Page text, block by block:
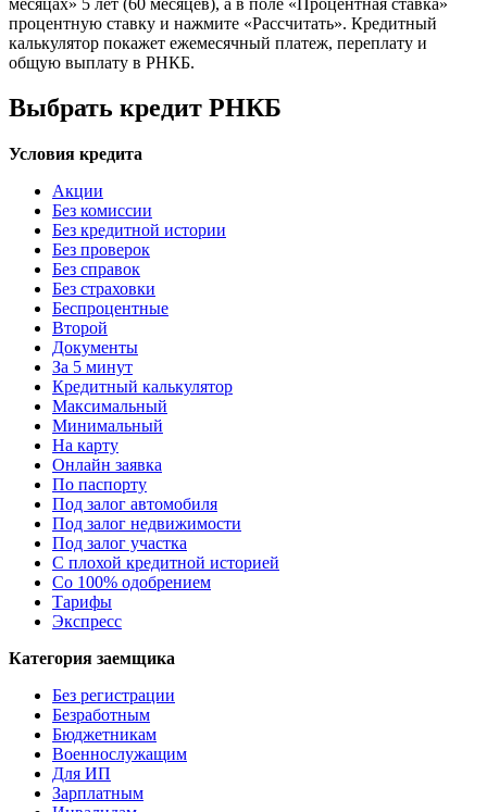
процентную ставку и нажмите «Рассчитать». Кредитный
калькулятор покажет ежемесячный платеж, переплату и
общую выплату в РНКБ.
Выбрать кредит РНКБ
Условия кредита
Акции
Без комиссии
Без кредитной истории
Без проверок
Без справок
Без страховки
Беспроцентные
Второй
Документы
За 5 минут
Кредитный калькулятор
Максимальный
Минимальный
На карту
Онлайн заявка
По паспорту
Под залог автомобиля
Под залог недвижимости
Под залог участка
С плохой кредитной историей
Со 100% одобрением
Тарифы
Экспресс
Категория заемщика
Без регистрации
Безработным
Бюджетникам
Военнослужащим
Для ИП
Зарплатным